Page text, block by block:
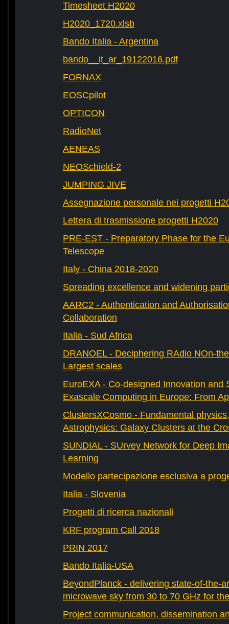
Timesheet H2020
H2020_1720.xlsb
Bando Italia - Argentina
bando__it_ar_19122016.pdf
FORNAX
EOSCpilot
OPTICON
RadioNet
AENEAS
NEOSchield-2
JUMPING JIVE
Assegnazione personale nei progetti
Lettera di trasmissione progetti H2020
PRE-EST - Preparatory Phase for the
Telescope
Italy - China 2018-2020
Spreading excellence and widening
AARC2 - Authentication and
Collaboration
Italia - Sud Africa
DRANOEL - Deciphering RAdio NOn-
Largest scales
EuroEXA - Co-designed Innovation and
Exascale Computing in Europe: From
ClustersXCosmo - Fundamental
Astrophysics: Galaxy Clusters at the
SUNDIAL - SUrvey Network for Deep
Learning
Modello partecipazione esclusiva a
Italia - Slovenia
Progetti di ricerca nazionali
KRF program Call 2018
PRIN 2017
Bando Italia-USA
BeyondPlanck - delivering state-of-the-
microwave sky from 30 to 70 GHz for
Project communication, dissemination